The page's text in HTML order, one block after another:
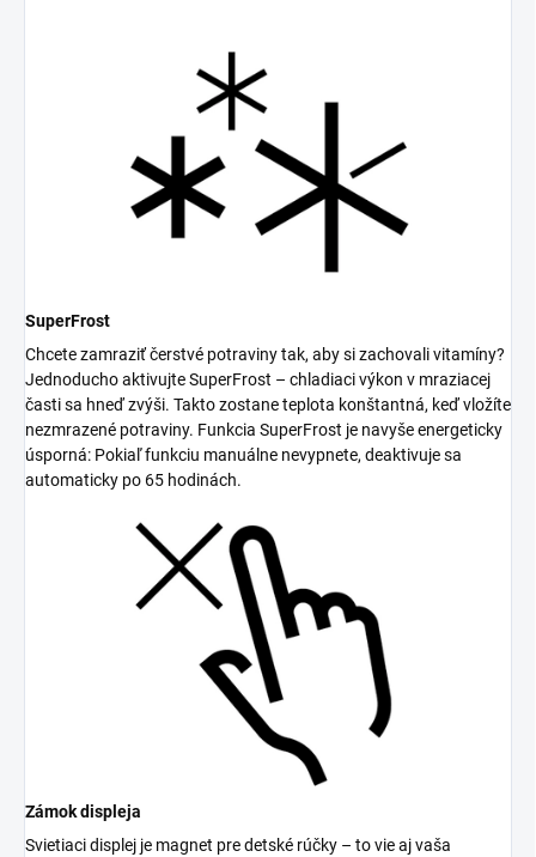
SuperFrost
Chcete zamraziť čerstvé potraviny tak, aby si zachovali vitamíny?
Jednoducho aktivujte SuperFrost – chladiaci výkon v mraziacej
časti sa hneď zvýši. Takto zostane teplota konštantná, keď vložíte
nezmrazené potraviny. Funkcia SuperFrost je navyše energeticky
úsporná: Pokiaľ funkciu manuálne nevypnete, deaktivuje sa
automaticky po 65 hodinách.
Zámok displeja
Svietiaci displej je magnet pre detské rúčky – to vie aj vaša